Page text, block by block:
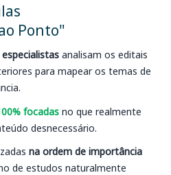
Ponto"
analisam os editais
para mapear os temas de
focadas no que realmente
desnecessário.
na ordem de importância
de estudos naturalmente